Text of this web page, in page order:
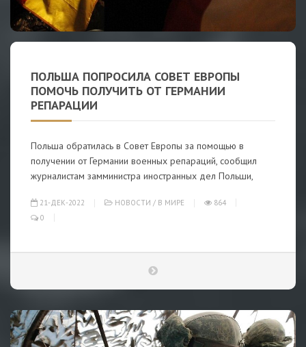
ПОЛЬША ПОПРОСИЛА СОВЕТ ЕВРОПЫ
ПОМОЧЬ ПОЛУЧИТЬ ОТ ГЕРМАНИИ
РЕПАРАЦИИ
Польша обратилась в Совет Европы за помощью в
получении от Германии военных репараций, сообщил
журналистам замминистра иностранных дел Польши,
21-ДЕК-2022 НОВОСТИ / В МИРЕ
864
0